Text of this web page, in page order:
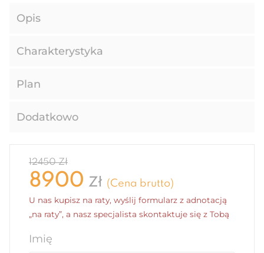
12450 Zł
8900 Zł (Cena brutto)
U nas kupisz na raty, wyślij formularz z adnotacją
„na raty”, a nasz specjalista skontaktuje się z Tobą
Imię
Opis
Charakterystyka
Plan
Dodatkowo